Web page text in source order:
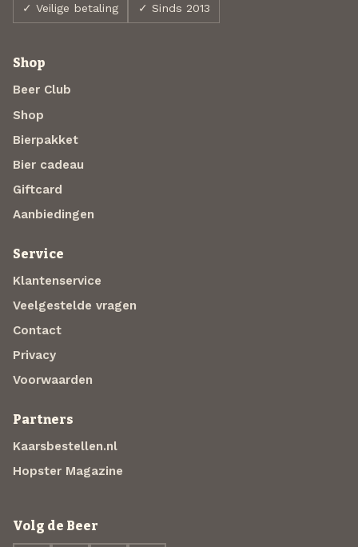
✓ Veilige betaling ✓ Sinds 2013
Shop
Beer Club
Shop
Bierpakket
Bier cadeau
Giftcard
Aanbiedingen
Service
Klantenservice
Veelgestelde vragen
Contact
Privacy
Voorwaarden
Partners
Kaarsbestellen.nl
Hopster Magazine
Volg de Beer